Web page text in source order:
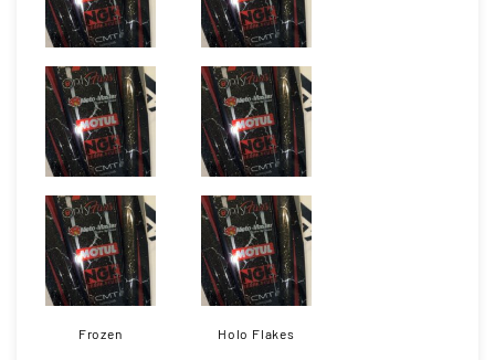
Frozen Holo Flakes